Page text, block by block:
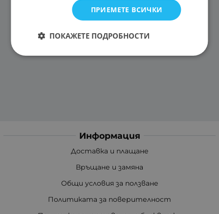
Информация
Доставка и плащане
Връщане и замяна
Общи условия за ползване
Политиката за поверителност
ПРИЕМЕТЕ ВСИЧКИ
ПОКАЖЕТЕ ПОДРОБНОСТИ